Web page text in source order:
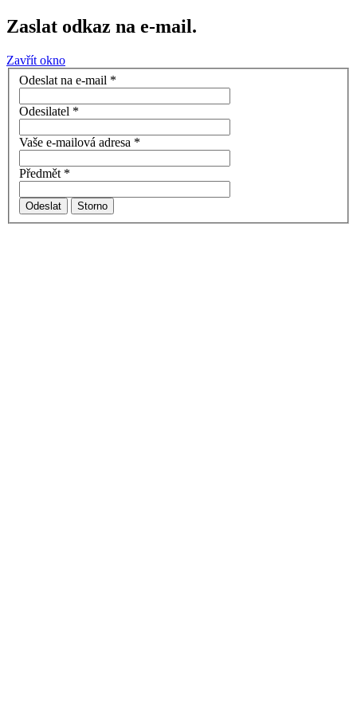
Zaslat odkaz na e-mail.
Zavřít okno
Odeslat na e-mail *
Odesilatel *
Vaše e-mailová adresa *
Předmět*
Odeslat Storno